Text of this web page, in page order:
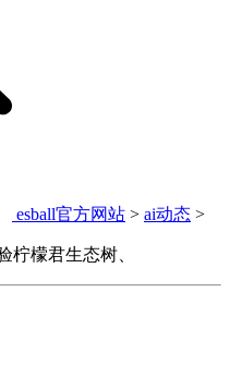
esball官方网站 > ai动态 >
柠檬君生态树、